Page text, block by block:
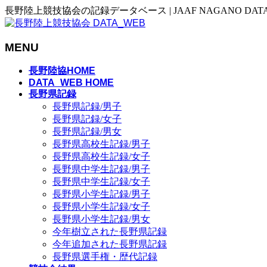
長野陸上競技協会の記録データベース | JAAF NAGANO
MENU
長野陸協HOME
DATA_WEB HOME
長野県記録
長野県記録/男子
長野県記録/女子
長野県記録/男女
長野県高校生記録/男子
長野県高校生記録/女子
長野県中学生記録/男子
長野県中学生記録/女子
長野県小学生記録/男子
長野県小学生記録/女子
長野県小学生記録/男女
今年樹立された長野県記録
今年追加された長野県記録
長野県選手権・歴代記録